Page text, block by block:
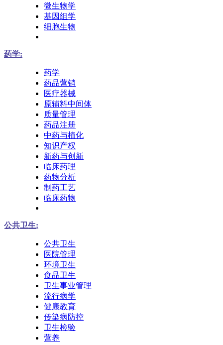
微生物学
基因组学
细胞生物
药学:
药学
药品营销
医疗器械
原辅料中间体
质量管理
药品注册
中药与植化
知识产权
新药与创新
临床药理
药物分析
制药工艺
临床药物
公共卫生:
公共卫生
医院管理
环境卫生
食品卫生
卫生事业管理
流行病学
健康教育
传染病防控
卫生检验
营养